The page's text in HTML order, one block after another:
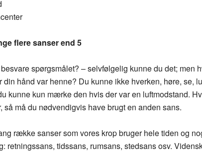
flere sanser end 5
spørgsmålet? – selvfølgelig kunne du det; men
din hånd var henne? Du kunne ikke hverken, høre, se,
kunne kun mærke den hvis der var en luftmodstand.
så må du nødvendigvis have brugt en anden sans.
række sanser som vores krop bruger hele tiden og
retningssans, tidssans, rumsans, stedsans osv.